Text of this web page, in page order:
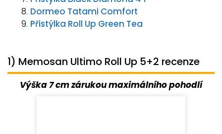
Dormeo Tatami Comfort
Přistýlka Roll Up Green Tea
1) Memosan Ultimo Roll Up 5+2 recenze
Výška 7 cm zárukou maximálního pohodlí